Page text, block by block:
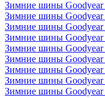
Зимние шины Goodyear
Зимние шины Goodyear
Зимние шины Goodyear
Зимние шины Goodyear
Зимние шины Goodyear
Зимние шины Goodyear
Зимние шины Goodyear
Зимние шины Goodyear
Зимние шины Goodyear